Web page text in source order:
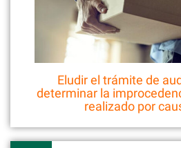
Eludir el trámite de
determinar la
realizado por